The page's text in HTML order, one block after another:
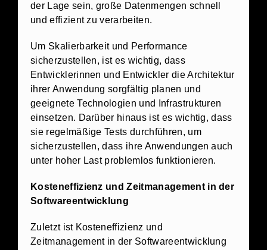
der Lage sein, große Datenmengen schnell
und effizient zu verarbeiten.
Um Skalierbarkeit und Performance
sicherzustellen, ist es wichtig, dass
Entwicklerinnen und Entwickler die Architektur
ihrer Anwendung sorgfältig planen und
geeignete Technologien und Infrastrukturen
einsetzen. Darüber hinaus ist es wichtig, dass
sie regelmäßige Tests durchführen, um
sicherzustellen, dass ihre Anwendungen auch
unter hoher Last problemlos funktionieren.
Kosteneffizienz und Zeitmanagement in der
Softwareentwicklung
Zuletzt ist Kosteneffizienz und
Zeitmanagement in der Softwareentwicklung